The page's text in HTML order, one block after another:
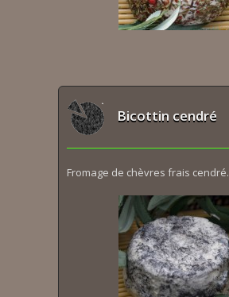
Bicottin cendré
Fromage de chèvres frais cendré.